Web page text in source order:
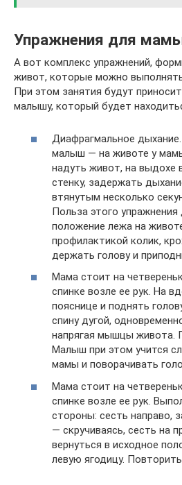
Упражнения для
А вот комплекс упражнений,
живот, которые можно
При этом занятия будут
малышу, который будет
Диафрагмальное
малыш — на животе у
надуть живот, на выдохе
стенку, задержать
втянутым несколько
Польза этого
положение лежа на
профилактикой колик,
держать голову и
Мама стоит на
спинке возле ее рук. На
пояснице и поднять
спину дугой,
напрягая мышцы живота.
Малыш при этом учится
мамы и поворачивать
Мама стоит на
спинке возле ее рук.
стороны: сесть направо,
— скручиваясь, сесть на
вернуться в исходное
левую ягодицу.